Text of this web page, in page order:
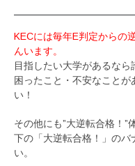
KECには毎年E判定からの
んいます。
目指したい大学があるなら
困ったこと・不安なこと
い！
その他にも”大逆転合格！”
下の「大逆転合格！」のバ
い。